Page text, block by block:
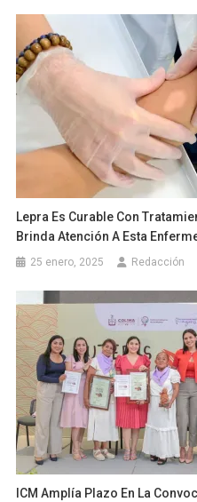
Lepra Es Curable Con
Brinda Atención A Esta
25 enero, 2025 Redacción
ICM Amplía Plazo En La